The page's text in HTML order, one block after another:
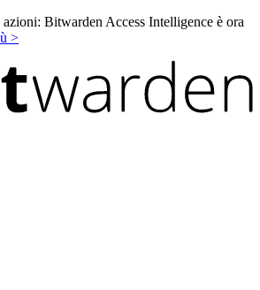
Bitwarden Access Intelligence è ora
>